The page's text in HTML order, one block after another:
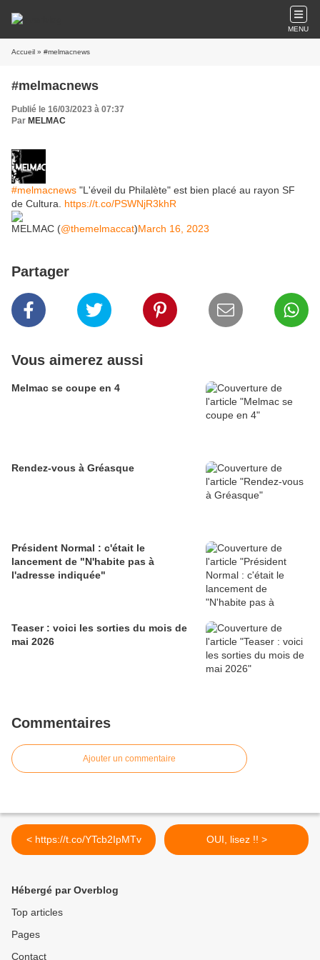
MENU
Accueil » #melmacnews
#melmacnews
Publié le 16/03/2023 à 07:37
Par MELMAC
#melmacnews "L'éveil du Philalète" est bien placé au rayon SF
de Cultura. https://t.co/PSWNjR3khR
MELMAC (@themelmaccat)March 16, 2023
Partager
Vous aimerez aussi
Melmac se coupe en 4
Rendez-vous à Gréasque
Président Normal : c'était le
lancement de "N'habite pas à
l'adresse indiquée"
Teaser : voici les sorties du mois de
mai 2026
Commentaires
Ajouter un commentaire
< https://t.co/YTcb2IpMTv OUI, lisez !! >
Hébergé par Overblog
Top articles
Pages
Contact